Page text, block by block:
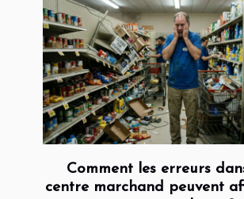
Comment les erreurs
centre marchand peuvent